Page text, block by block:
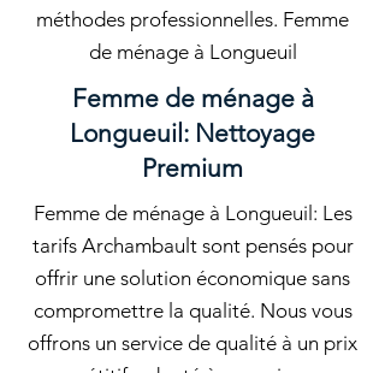
méthodes professionnelles. Femme
de ménage à Longueuil
Femme de ménage à
Longueuil: Nettoyage
Premium
Femme de ménage à Longueuil: Les
tarifs Archambault sont pensés pour
offrir une solution économique sans
compromettre la qualité. Nous vous
offrons un service de qualité à un prix